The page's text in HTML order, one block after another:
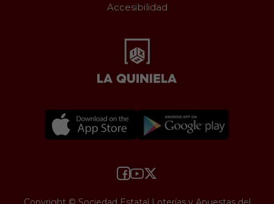
Accesibilidad